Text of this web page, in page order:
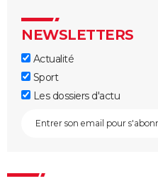
NEWSLETTERS
Actualité
Sport
Les dossiers d'actu